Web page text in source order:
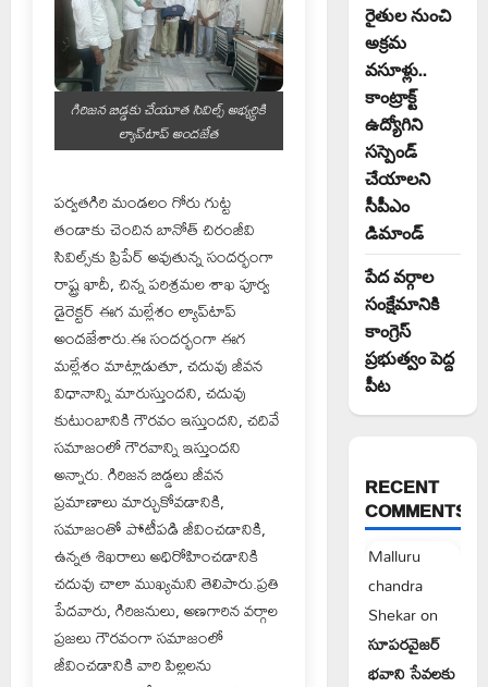
గిరిజన బిడ్డకు చేయూత సివిల్స్ అభ్యర్థికి
ల్యాప్‌టాప్ అందజేత
పర్వతగిరి మండలం గోరు గుట్ట
తండాకు చెందిన బానోత్ చిరంజీవి
సివిల్స్‌కు ప్రిపేర్ అవుతున్న సందర్భంగా
రాష్ట్ర ఖాదీ, చిన్న పరిశ్రమల శాఖ పూర్వ
డైరెక్టర్ ఈగ మల్లేశం ల్యాప్‌టాప్
అందజేశారు.ఈ సందర్భంగా ఈగ
మల్లేశం మాట్లాడుతూ, చదువు జీవన
విధానాన్ని మారుస్తుందని, చదువు
కుటుంబానికి గౌరవం ఇస్తుందని, చదివే
సమాజంలో గౌరవాన్ని ఇస్తుందని
అన్నారు. గిరిజన బిడ్డలు జీవన
ప్రమాణాలు మార్చుకోవడానికి,
సమాజంతో పోటీపడి జీవించడానికి,
ఉన్నత శిఖరాలు అధిరోహించడానికి
చదువు చాలా ముఖ్యమని తెలిపారు.ప్రతి
పేదవారు, గిరిజనులు, అణగారిన వర్గాల
ప్రజలు గౌరవంగా సమాజంలో
జీవించడానికి వారి పిల్లలను
రైతుల నుంచి
అక్రమ
వసూళ్లు..
కాంట్రాక్ట్
ఉద్యోగిని
సస్పెండ్
చేయాలని
సీపీఎం
డిమాండ్
పేద వర్గాల
సంక్షేమానికి
కాంగ్రెస్
ప్రభుత్వం పెద్ద
పీట
RECENT
COMMENTS
Malluru
chandra
Shekaron
సూపరవైజర్
భవాని సేవలకు